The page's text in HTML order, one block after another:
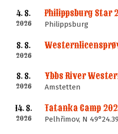
4. 8.
2026
Philippsburg Star
Philippsburg
8. 8.
2026
8. 8.
2026 Amstetten
14. 8.
2026 Pelhřimov, N